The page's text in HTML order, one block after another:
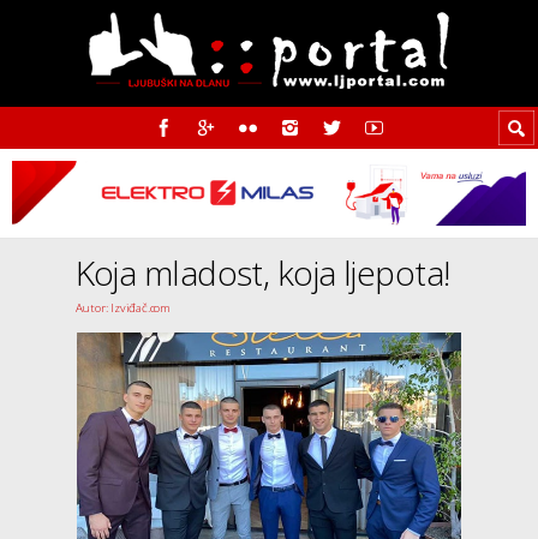
Koja mladost, koja ljepota!
Autor: Izviđač.com